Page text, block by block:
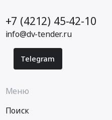
+7 (4212) 45-42-10
info@dv-tender.ru
Telegram
Меню
Поиск